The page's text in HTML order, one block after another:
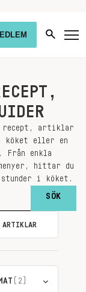
recept, artiklar
köket eller en
Från enkla
hittar du
i köket.
ARTIKLAR
(2)